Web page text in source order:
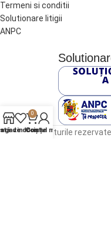
Termeni si conditii
Solutionare litigii
ANPC
Toate drepturile rezervate
de dorințe
0
Coș
Contul meu